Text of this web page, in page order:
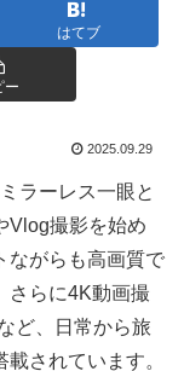
はてブ
ー
2025.09.29
ラーレス一眼と
Vlog撮影を始め
ながらも高画質で
さらに4K動画撮
ど、日常から旅
されています。